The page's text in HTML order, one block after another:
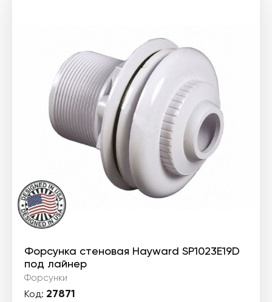
Форсунка стеновая Hayward SP1023E19D
под лайнер
Форсунки
Код: 27871